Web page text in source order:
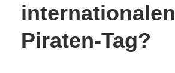
internationalen
Piraten-Tag?